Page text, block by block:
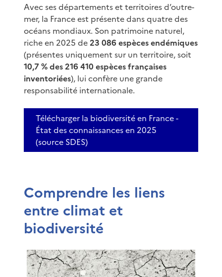
Avec ses départements et territoires d’outre-
mer, la France est présente dans quatre des
océans mondiaux. Son patrimoine naturel,
riche en 2025 de23 086 espèces endémiques
(présentes uniquement sur un territoire, soit
10,7 % des 216 410 espèces françaises
inventoriées), lui confère une grande
responsabilité internationale.
Télécharger la biodiversité en France -
État des connaissances en 2025
(source SDES)
Comprendre les liens
entre climat et
biodiversité